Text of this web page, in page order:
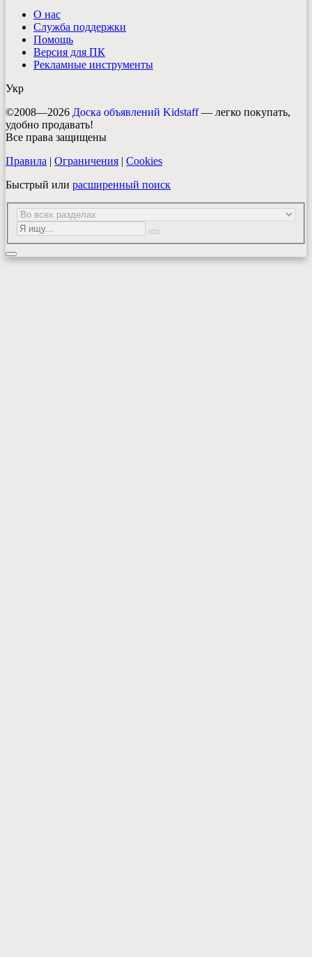
О нас
Служба поддержки
Помощь
Версия для ПК
Рекламные инструменты
Укр
©2008—2026 Доска объявлений Kidstaff— легко покупать,
удобно продавать!
Все права защищены
Правила | Ограничения | Cookies
Быстрый или расширенный поиск